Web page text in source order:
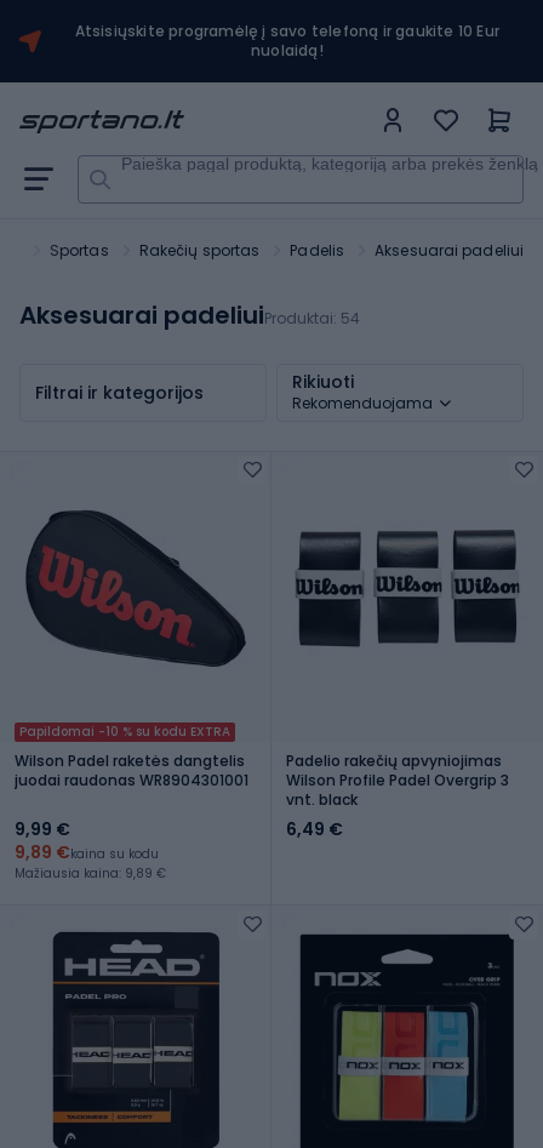
Atsisiųskite programėlę į savo telefoną ir gaukite 10 Eur
nuolaidą!
Paieška pagal produktą, kategoriją arba prekės ženklą
Sportas Rakečių sportas Padelis Aksesuarai padeliui
Aksesuarai padeliuiProduktai: 54
Filtrai ir kategorijos Rikiuoti
Rekomenduojama
Papildomai -10 % su kodu EXTRA
Wilson Padel raketės dangtelis
juodai raudonas WR8904301001
9,99 €
9,89 €kaina su kodu
Mažiausia kaina: 9,89 €
Padelio rakečių apvyniojimas
Wilson Profile Padel Overgrip 3
vnt. black
6,49 €